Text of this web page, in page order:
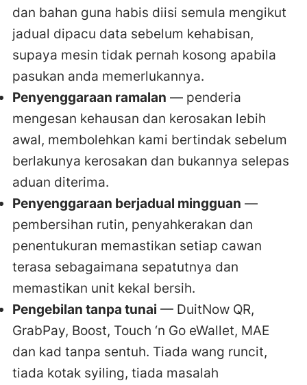
dan bahan guna habis diisi semula mengikut
jadual dipacu data sebelum kehabisan,
supaya mesin tidak pernah kosong apabila
pasukan anda memerlukannya.
Penyenggaraan ramalan — penderia
mengesan kehausan dan kerosakan lebih
awal, membolehkan kami bertindak sebelum
berlakunya kerosakan dan bukannya selepas
aduan diterima.
Penyenggaraan berjadual mingguan —
pembersihan rutin, penyahkerakan dan
penentukuran memastikan setiap cawan
terasa sebagaimana sepatutnya dan
memastikan unit kekal bersih.
Pengebilan tanpa tunai — DuitNow QR,
GrabPay, Boost, Touch ‘n Go eWallet, MAE
dan kad tanpa sentuh. Tiada wang runcit,
tiada kotak syiling, tiada masalah